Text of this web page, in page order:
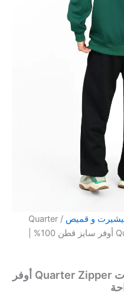
و قميص
/ Quarter
Zipper سويت شيرت Quarter Zipper أوفر سايز قطن 100% |
Quarter Zipper سويت شيرت Quarter Zipper أوفر